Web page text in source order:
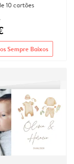
10 cartões
Sempre Baixos